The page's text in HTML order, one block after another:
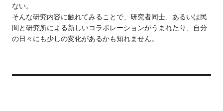
ない。
そんな研究内容に触れてみることで、研究者同士、あるいは民
間と研究所による新しいコラボレーションがうまれたり、自分
の日々にも少しの変化があるかも知れません。